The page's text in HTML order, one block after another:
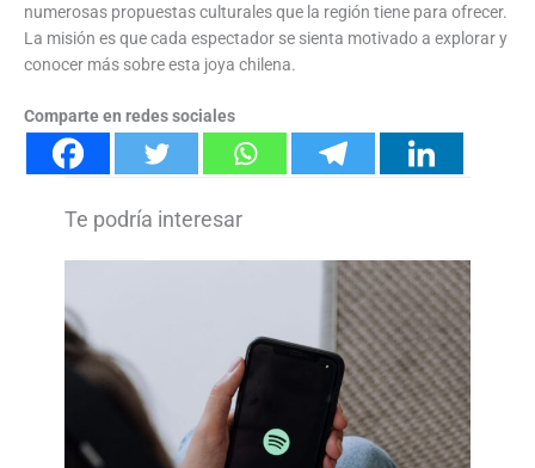
numerosas propuestas culturales que la región tiene para ofrecer.
La misión es que cada espectador se sienta motivado a explorar y
conocer más sobre esta joya chilena.
Comparte en redes sociales